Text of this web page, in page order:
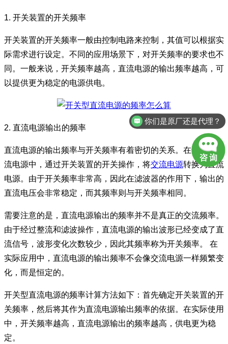
1. 开关装置的开关频率
开关装置的开关频率一般由控制电路来控制，其值可以根据实
际需求进行设定。不同的应用场景下，对开关频率的要求也不
同。一般来说，开关频率越高，直流电源的输出频率越高，可
以提供更为稳定的电源供电。
2. 直流电源输出的频率
直流电源的输出频率与开关频率有着密切的关系。在开关型直
流电源中，通过开关装置的开关操作，将交流电源转换为直流
电源。由于开关频率非常高，因此在滤波器的作用下，输出的
直流电压会非常稳定，而其频率则与开关频率相同。
需要注意的是，直流电源输出的频率并不是真正的交流频率。
由于经过整流和滤波操作，直流电源的输出波形已经变成了直
流信号，波形变化次数较少，因此其频率称为开关频率。 在
实际应用中，直流电源的输出频率不会像交流电源一样频繁变
化，而是恒定的。
开关型直流电源的频率计算方法如下：首先确定开关装置的开
关频率，然后将其作为直流电源输出频率的依据。在实际使用
中，开关频率越高，直流电源输出的频率越高，供电更为稳
定。
你们是原厂还是代理？